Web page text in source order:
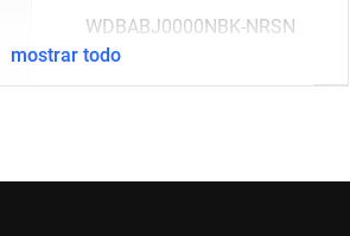
WDBABJ0000NBK-NRSN
mostrar todo